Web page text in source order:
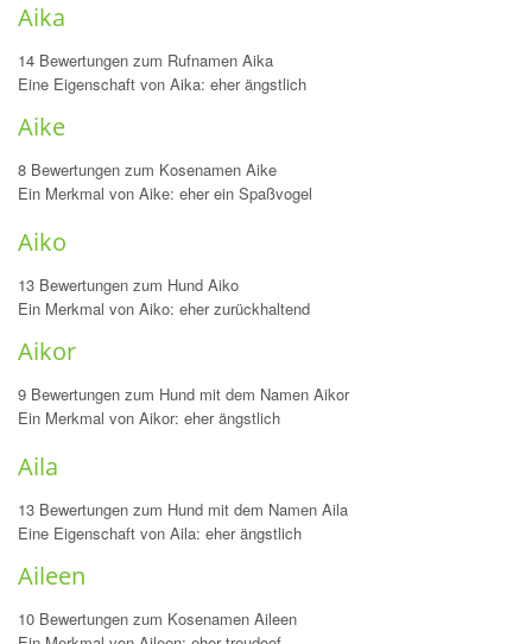
Aika
14 Bewertungen zum Rufnamen Aika
Eine Eigenschaft von Aika: eher ängstlich
Aike
8 Bewertungen zum Kosenamen Aike
Ein Merkmal von Aike: eher ein Spaßvogel
Aiko
13 Bewertungen zum Hund Aiko
Ein Merkmal von Aiko: eher zurückhaltend
Aikor
9 Bewertungen zum Hund mit dem Namen Aikor
Ein Merkmal von Aikor: eher ängstlich
Aila
13 Bewertungen zum Hund mit dem Namen Aila
Eine Eigenschaft von Aila: eher ängstlich
Aileen
10 Bewertungen zum Kosenamen Aileen